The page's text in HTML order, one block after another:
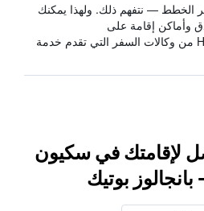
الخطط — نتفهم ذلك. ولهذا يمكنك
وأماكن إقامة على
HotelsCombined من وكالات السفر التي تقدم خدمة
لإقامتك في سكيون
بوتيك